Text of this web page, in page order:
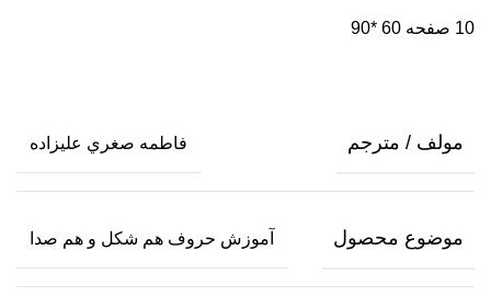
10 صفحه 60 *90
مولف / مترجم فاطمه صغري عليزاده
موضوع محصول آموزش حروف هم شكل و هم صدا